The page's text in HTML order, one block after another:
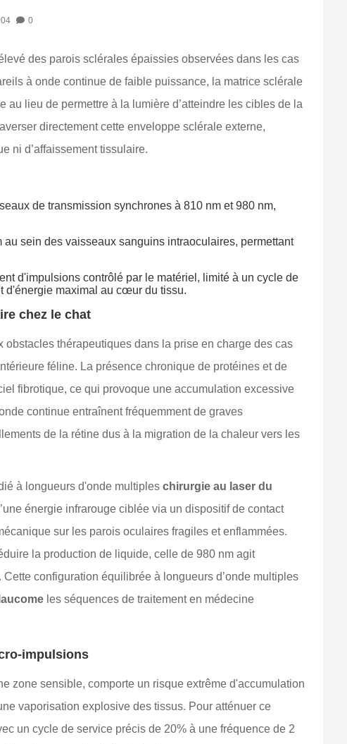
0
des parois sclérales épaissies observées dans les cas
à onde continue de faible puissance, la matrice sclérale
lieu de permettre à la lumière d’atteindre les cibles de la
directement cette enveloppe sclérale externe,
ni d’affaissement tissulaire.
de transmission synchrones à 810 nm et 980 nm,
sein des vaisseaux sanguins intraoculaires, permettant
d'impulsions contrôlé par le matériel, limité à un cycle de
d'énergie maximal au cœur du tissu.
chez le chat
thérapeutiques dans la prise en charge des cas
féline. La présence chronique de protéines et de
fibrotique, ce qui provoque une accumulation excessive
continue entraînent fréquemment de graves
de la rétine dus à la migration de la chaleur vers les
à longueurs d'onde multipleschirurgie au laser du
énergie infrarouge ciblée via un dispositif de contact
sur les parois oculaires fragiles et enflammées.
la production de liquide, celle de 980 nm agit
configuration équilibrée à longueurs d’onde multiples
les séquences de traitement en médecine
impulsions
zone sensible, comporte un risque extrême d'accumulation
vaporisation explosive des tissus. Pour atténuer ce
un cycle de service précis de 20% à une fréquence de 2